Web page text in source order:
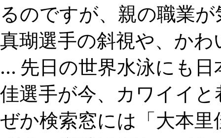
るのですが、親の職業
真瑚選手の斜視や、か
... 先日の世界水泳にも
佳選手が今、カワイイ
ぜか検索窓には「大本